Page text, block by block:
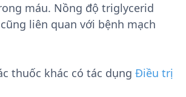
máu. Nồng độ triglycerid
liên quan với bệnh mạch
thuốc khác có tác dụng Điều trị